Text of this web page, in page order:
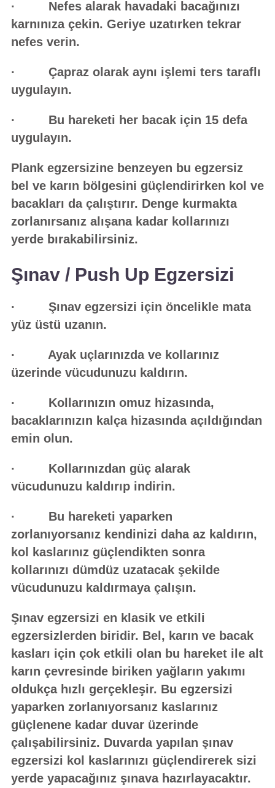
· Nefes alarak havadaki bacağınızı
karnınıza çekin. Geriye uzatırken tekrar
nefes verin.
· Çapraz olarak aynı işlemi ters taraflı
uygulayın.
· Bu hareketi her bacak için 15 defa
uygulayın.
Plank egzersizine benzeyen bu egzersiz
bel ve karın bölgesini güçlendirirken kol ve
bacakları da çalıştırır. Denge kurmakta
zorlanırsanız alışana kadar kollarınızı
yerde bırakabilirsiniz.
Şınav / Push Up Egzersizi
· Şınav egzersizi için öncelikle mata
yüz üstü uzanın.
· Ayak uçlarınızda ve kollarınız
üzerinde vücudunuzu kaldırın.
· Kollarınızın omuz hizasında,
bacaklarınızın kalça hizasında açıldığından
emin olun.
· Kollarınızdan güç alarak
vücudunuzu kaldırıp indirin.
· Bu hareketi yaparken
zorlanıyorsanız kendinizi daha az kaldırın,
kol kaslarınız güçlendikten sonra
kollarınızı dümdüz uzatacak şekilde
vücudunuzu kaldırmaya çalışın.
Şınav egzersizi en klasik ve etkili
egzersizlerden biridir. Bel, karın ve bacak
kasları için çok etkili olan bu hareket ile alt
karın çevresinde biriken yağların yakımı
oldukça hızlı gerçekleşir. Bu egzersizi
yaparken zorlanıyorsanız kaslarınız
güçlenene kadar duvar üzerinde
çalışabilirsiniz. Duvarda yapılan şınav
egzersizi kol kaslarınızı güçlendirerek sizi
yerde yapacağınız şınava hazırlayacaktır.